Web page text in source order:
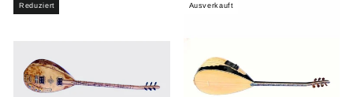
Reduziert Ausverkauft